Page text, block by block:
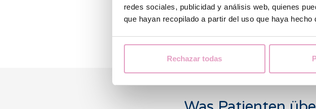
redes sociales, publicidad y análisis web, quienes
que hayan recopilado a partir del uso que haya hecho
Rechazar todas